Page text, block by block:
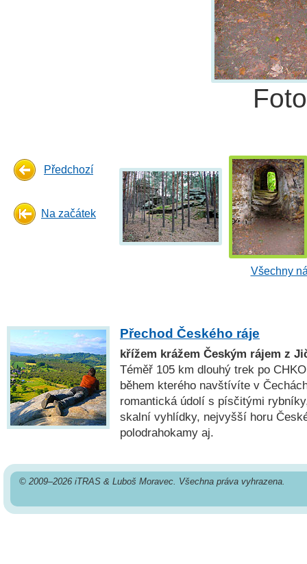
Předchozí
Na začátek
Všechny
Přechod Českého ráje
křížem krážem Českým rájem z
Téměř 105 km dlouhý trek po
během kterého navštívíte v
romantická údolí s písčitými
skalní vyhlídky, nejvyšší horu
polodrahokamy aj.
© 2009–2026 iTRAS & Luboš Moravec. Všechna práva vyhrazena.